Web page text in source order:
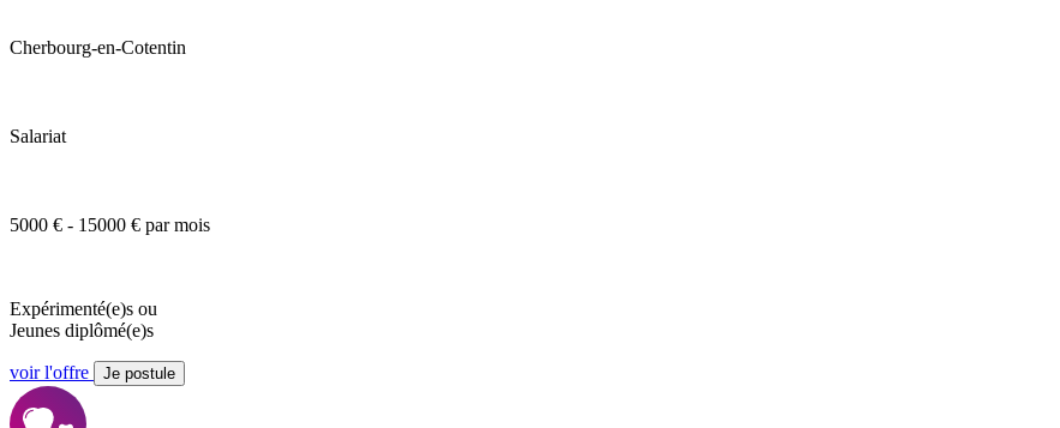
Cherbourg-en-Cotentin
Salariat
5000 € - 15000 € par mois
Expérimenté(e)s ou
Jeunes diplômé(e)s
voir l'offre Je postule